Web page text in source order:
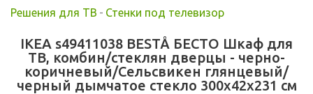
Решения для ТВ - Стенки под телевизор
IKEA s49411038 BESTÅ БЕСТО Шкаф для
ТВ, комбин/стеклян дверцы - черно-
коричневый/Сельсвикен глянцевый/
черный дымчатое стекло 300x42x231 см